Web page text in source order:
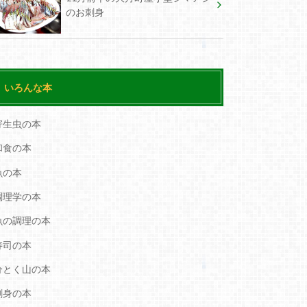
のお刺身
いろんな本
生虫の本
食の本
の本
理学の本
の調理の本
司の本
とく山の本
身の本